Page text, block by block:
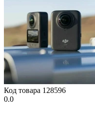
Код товара 128596
0.0